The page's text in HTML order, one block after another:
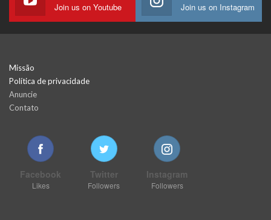
Join us on Youtube Join us on Instagram
Missão
Política de privacidade
Anuncie
Contato
Facebook
Likes
Twitter
Followers
Instagram
Followers